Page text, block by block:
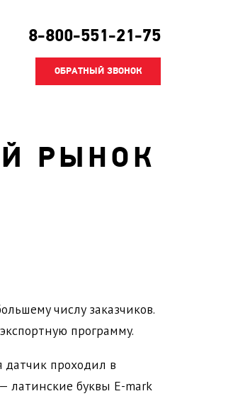
8-800-551-21-75
ОБРАТНЫЙ ЗВОНОК
РЫНОК
числу заказчиков.
программу.
датчик проходил в
латинские буквы E-mark